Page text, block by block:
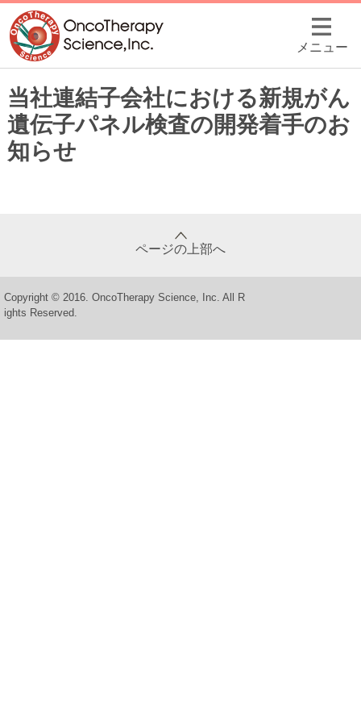
メニュー
当社連結子会社における新規がん
遺伝子パネル検査の開発着手のお
知らせ
ページの上部へ
Copyright © 2016. OncoTherapy Science, Inc. All R
ights Reserved.